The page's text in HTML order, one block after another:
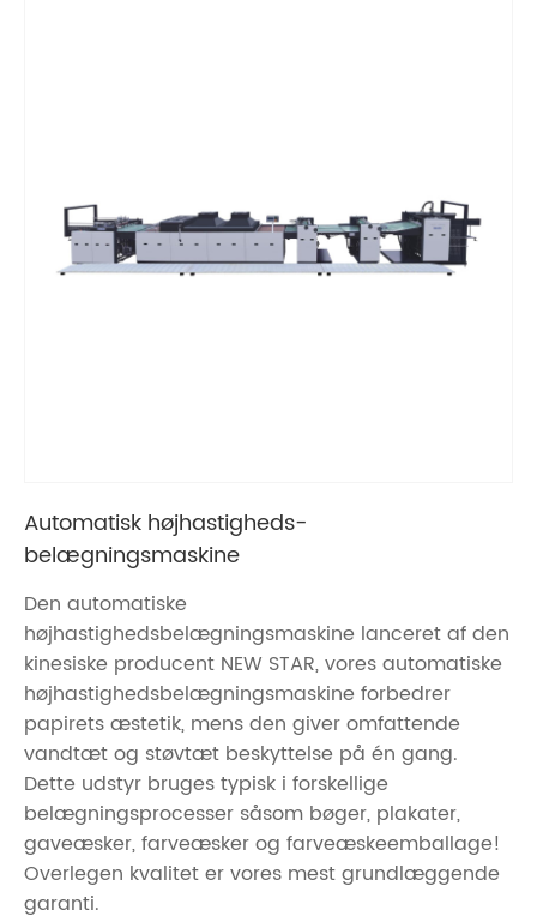
Automatisk højhastigheds-
belægningsmaskine
Den automatiske
højhastighedsbelægningsmaskine lanceret af den
kinesiske producent NEW STAR, vores automatiske
højhastighedsbelægningsmaskine forbedrer
papirets æstetik, mens den giver omfattende
vandtæt og støvtæt beskyttelse på én gang.
Dette udstyr bruges typisk i forskellige
belægningsprocesser såsom bøger, plakater,
gaveæsker, farveæsker og farveæskeemballage!
Overlegen kvalitet er vores mest grundlæggende
garanti.